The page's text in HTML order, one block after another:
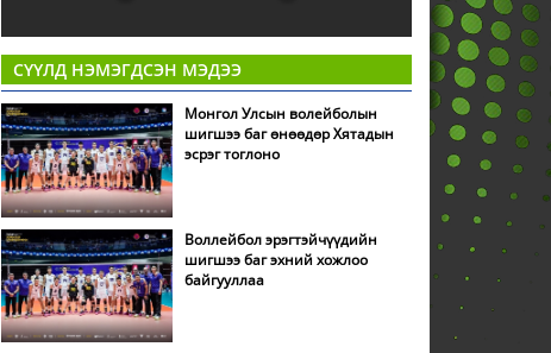
СҮҮЛД НЭМЭГДСЭН МЭДЭЭ
Монгол Улсын волейболын
шигшээ баг өнөөдөр Хятадын
эсрэг тоглоно
Воллейбол эрэгтэйчүүдийн
шигшээ баг эхний хожлоо
байгууллаа